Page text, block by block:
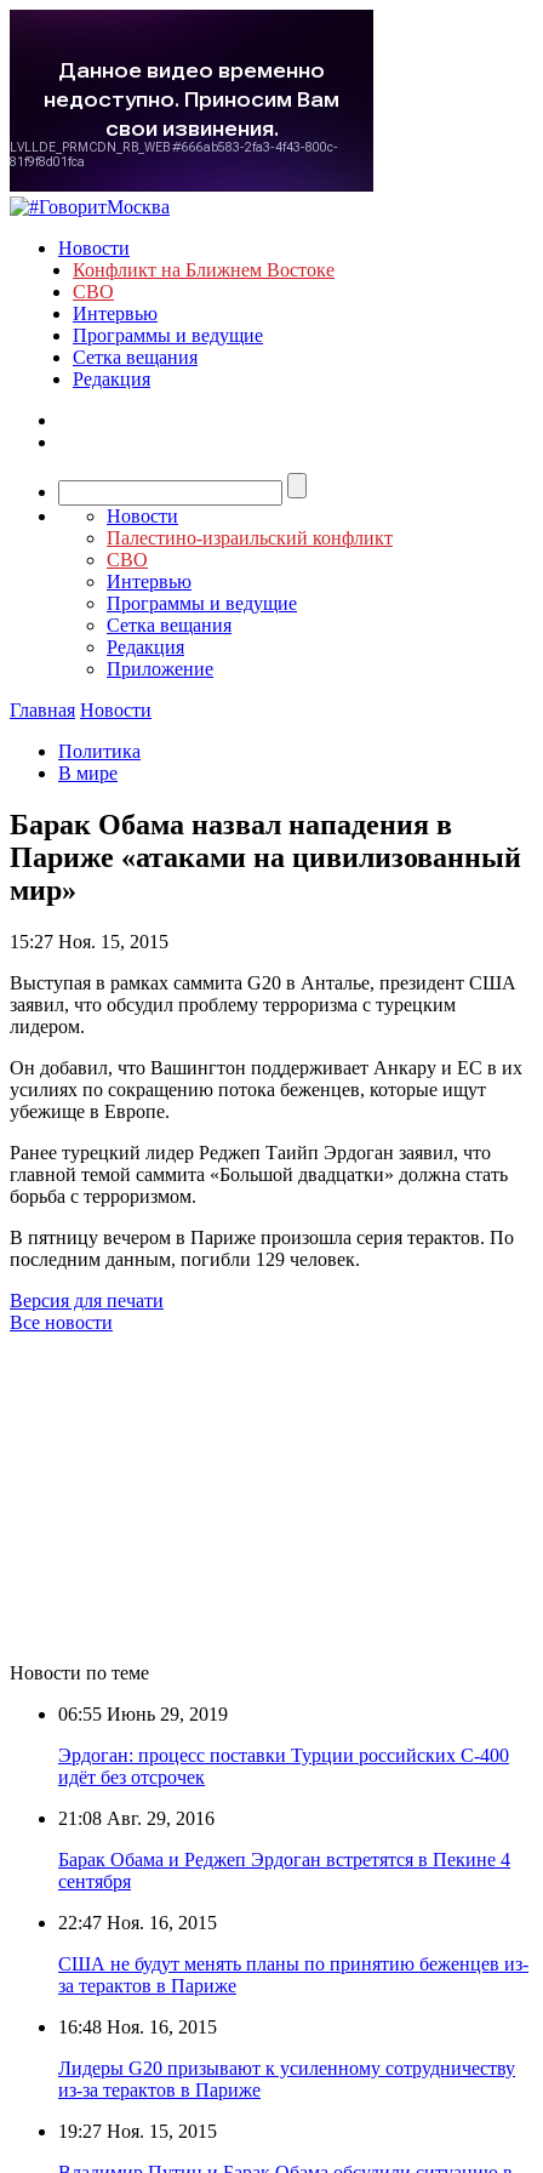
Новости
Конфликт на Ближнем Востоке
СВО
Интервью
Программы и ведущие
Сетка вещания
Редакция
Новости
Палестино-израильский конфликт
СВО
Интервью
Программы и ведущие
Сетка вещания
Редакция
Приложение
Главная Новости
Политика
В мире
Барак Обама назвал нападения в
Париже «атаками на цивилизованный
мир»
15:27 Ноя. 15, 2015
Выступая в рамках саммита G20 в Анталье, президент США
заявил, что обсудил проблему терроризма с турецким
лидером.
Он добавил, что Вашингтон поддерживает Анкару и ЕС в их
усилиях по сокращению потока беженцев, которые ищут
убежище в Европе.
Ранее турецкий лидер Реджеп Таийп Эрдоган заявил, что
главной темой саммита «Большой двадцатки» должна стать
борьба с терроризмом.
В пятницу вечером в Париже произошла серия терактов. По
последним данным, погибли 129 человек.
Версия для печати
Все новости
Новости по теме
06:55 Июнь 29, 2019
Эрдоган: процесс поставки Турции российских С-400
идёт без отсрочек
21:08 Авг. 29, 2016
Барак Обама и Реджеп Эрдоган встретятся в Пекине 4
сентября
22:47 Ноя. 16, 2015
США не будут менять планы по принятию беженцев из-
за терактов в Париже
16:48 Ноя. 16, 2015
Лидеры G20 призывают к усиленному сотрудничеству
из-за терактов в Париже
19:27 Ноя. 15, 2015